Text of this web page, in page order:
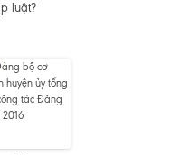
luật?